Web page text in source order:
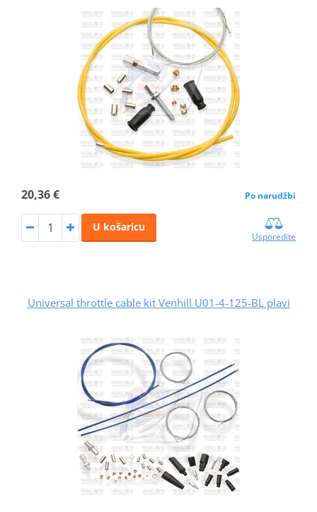
20,36 € Po narudžbi
U košaricu
Usporedite
Universal throttle cable kit Venhill U01-4-125-BL plavi